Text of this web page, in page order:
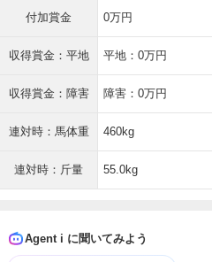
付加賞金 0万円
収得賞金：平地 平地：0万円
収得賞金：障害 障害：0万円
連対時：馬体重 460kg
連対時：斤量 55.0kg
Agent i に聞いてみよう